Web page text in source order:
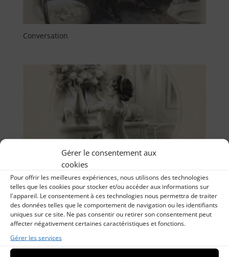
Gérer le consentement aux
cookies
Pour offrir les meilleures expériences, nous utilisons des technologies
telles que les cookies pour stocker et/ou accéder aux informations sur
l'appareil. Le consentement à ces technologies nous permettra de traiter
des données telles que le comportement de navigation ou les identifiants
uniques sur ce site. Ne pas consentir ou retirer son consentement peut
affecter négativement certaines caractéristiques et fonctions.
Gérer les services
Conversation